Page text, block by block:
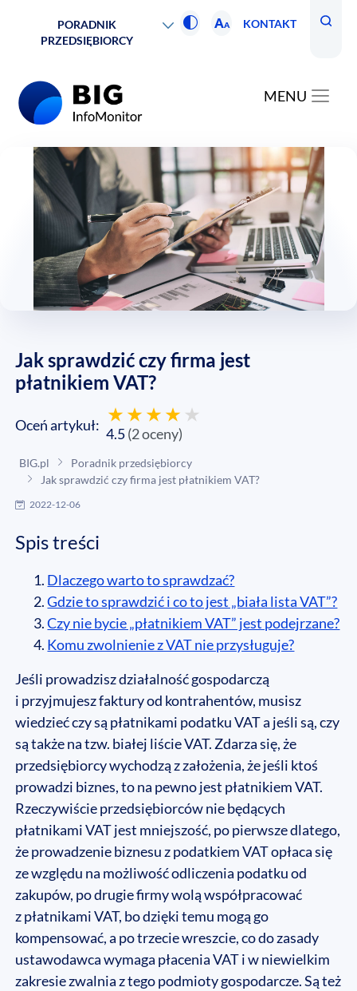
PORADNIK
PRZEDSIĘBIORCY
AA KONTAKT
MENU
Jak sprawdzić czy firma jest
płatnikiem VAT?
Oceń artykuł: 4.5(2oceny)
BIG.pl
Poradnik przedsiębiorcy
Jak sprawdzić czy firma jest płatnikiem VAT?
2022-12-06
Spis treści
Dlaczego warto to sprawdzać?
Gdzie to sprawdzić i co to jest „biała lista VAT”?
Czy nie bycie „płatnikiem VAT” jest podejrzane?
Komu zwolnienie z VAT nie przysługuje?
Jeśli prowadzisz działalność gospodarczą
i przyjmujesz faktury od kontrahentów, musisz
wiedzieć czy są płatnikami podatku VAT a jeśli są, czy
są także na tzw. białej liście VAT. Zdarza się, że
przedsiębiorcy wychodzą z założenia, że jeśli ktoś
prowadzi biznes, to na pewno jest płatnikiem VAT.
Rzeczywiście przedsiębiorców nie będących
płatnikami VAT jest mniejszość, po pierwsze dlatego,
że prowadzenie biznesu z podatkiem VAT opłaca się
ze względu na możliwość odliczenia podatku od
zakupów, po drugie firmy wolą współpracować
z płatnikami VAT, bo dzięki temu mogą go
kompensować, a po trzecie wreszcie, co do zasady
ustawodawca wymaga płacenia VAT i w niewielkim
zakresie zwalnia z tego podmioty gospodarcze. Są też